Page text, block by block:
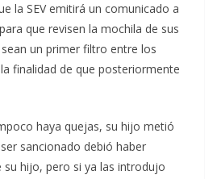
la SEV emitirá un comunicado a
que revisen la mochila de sus
un primer filtro entre los
finalidad de que posteriormente
haya quejas, su hijo metió
sancionado debió haber
su hijo, pero si ya las introdujo